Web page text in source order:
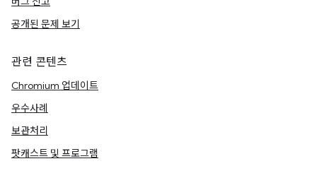
공개된 문제 보기
관련 콘텐츠
Chromium 업데이트
우수사례
보관처리
팟캐스트 및 프로그램